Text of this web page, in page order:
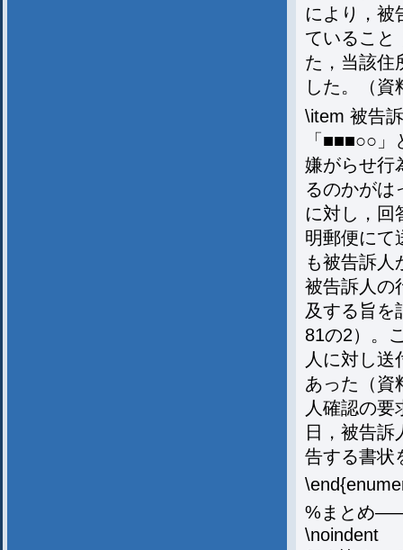
により，被
ていること
た，当該住
した。（資
\item 被告
「■■■○○
嫌がらせ行
るのかがは
に対し，回
明郵便にて
も被告訴人
被告訴人の
及する旨を
81の2）。
人に対し
あった（資
人確認の
日，被告
告する書状
%まと
\noindent